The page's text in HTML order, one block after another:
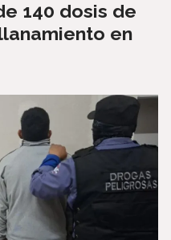
140 dosis de
en